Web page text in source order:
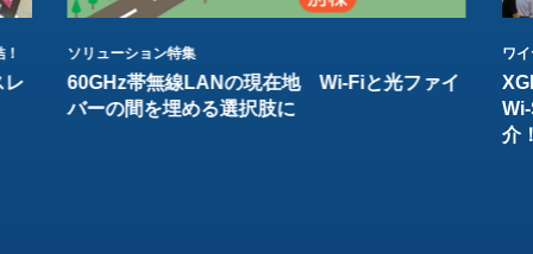
レ
ソリューション特集
60GHz帯無線LANの現在地 Wi-Fiと光ファイ
バーの間を埋める選択肢に
ワ
介